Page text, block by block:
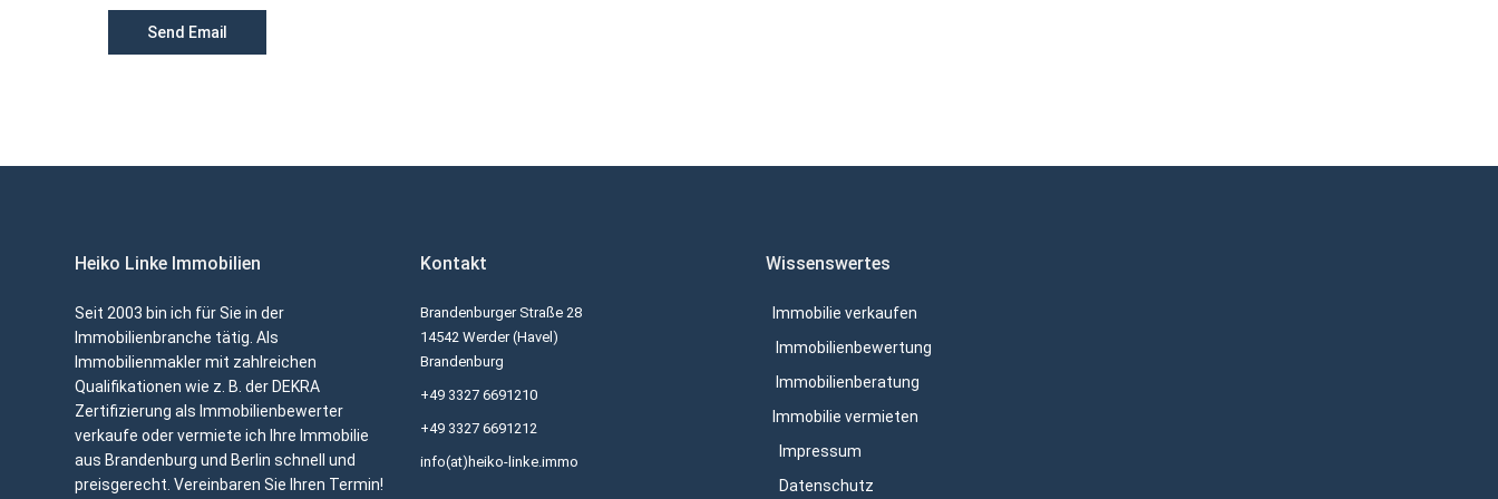
Heiko Linke Immobilien
Seit 2003 bin ich für Sie in der
Immobilienbranche tätig. Als
Immobilienmakler mit zahlreichen
Qualifikationen wie z. B. der DEKRA
Zertifizierung als Immobilienbewerter
verkaufe oder vermiete ich Ihre Immobilie
aus Brandenburg und Berlin schnell und
preisgerecht. Vereinbaren Sie Ihren Termin!
Kontakt
Brandenburger Straße 28
14542 Werder (Havel)
Brandenburg
+49 3327 6691210
+49 3327 6691212
info(at)heiko-linke.immo
Wissenswertes
Immobilie verkaufen
Immobilienbewertung
Immobilienberatung
Immobilie vermieten
Impressum
Datenschutz